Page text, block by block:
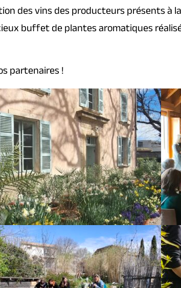
des vins des producteurs présents à la
buffet de plantes aromatiques
partenaires !